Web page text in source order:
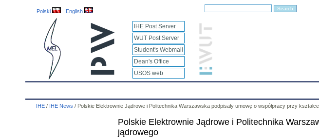
Polski English
IHE Post Server
WUT Post Server
Student's Webmail
Dean's Office
USOS web
IHE / IHE News / Polskie Elektrownie Jądrowe i Politechnika Warszawska podpisały umowę o współpracy przy
Polskie Elektrownie Jądrowe i Politechnika
jądrowego